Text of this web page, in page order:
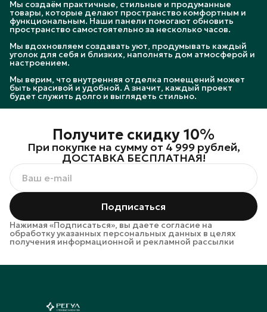
Мы создаём практичные, стильные и продуманные
товары, которые делают пространство комфортным и
функциональным. Наши панели помогают обновить
пространство самостоятельно за несколько часов.
Мы вдохновляем создавать уют, продумывать каждый
уголок для себя и близких, наполнять дом атмосферой и
настроением.
Мы верим, что внутренняя отделка помещений может
быть красивой и удобной. А значит, каждый проект
будет служить долго и выглядеть стильно.
Получите скидку 10%
При покупке на сумму от 4 999 рублей,
ДОСТАВКА БЕСПЛАТНАЯ!
Подписаться
Нажимая «Подписаться», вы даете согласие на
обработку указанных персональных данных в целях
получения информационной и рекламной рассылки